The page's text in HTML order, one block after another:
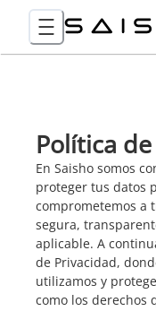
Política
En Saisho somos
proteger tus datos
comprometemos a
segura,
aplicable. A
de Privacidad,
utilizamos y
como los derechos